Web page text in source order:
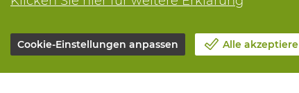
Cookie-Einstellungen anpassen Alle akzeptiere